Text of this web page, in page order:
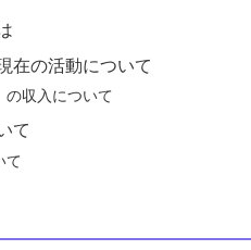
在の活動について
の収入について
て
て